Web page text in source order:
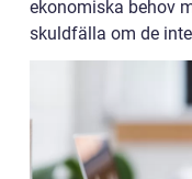
ekonomiska behov
skuldfälla om de